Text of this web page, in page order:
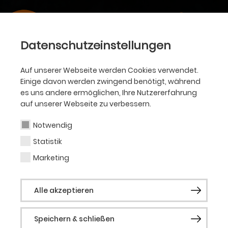
Datenschutzeinstellungen
Auf unserer Webseite werden Cookies verwendet.
Einige davon werden zwingend benötigt, während
es uns andere ermöglichen, Ihre Nutzererfahrung
auf unserer Webseite zu verbessern.
Notwendig
Statistik
Marketing
Alle akzeptieren
Speichern & schließen